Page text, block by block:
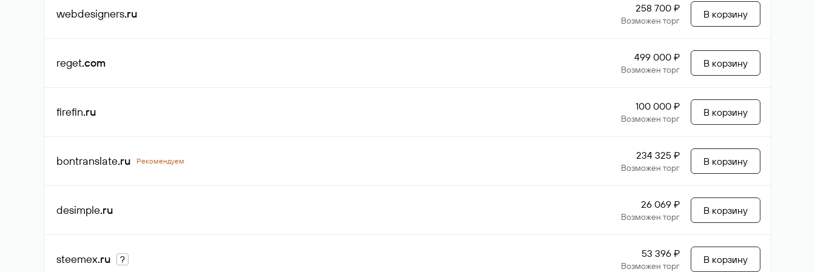
webdesigners.ru 258 700 ₽
Возможен торг
В корзину
reget.com 499 000 ₽
Возможен торг
В корзину
firefin.ru 100 000 ₽
Возможен торг
В корзину
bontranslate.ru Рекомендуем 234 325 ₽
Возможен торг
В корзину
desimple.ru 26 069 ₽
Возможен торг
В корзину
steemex.ru ? 53 396 ₽
Возможен торг
В корзину